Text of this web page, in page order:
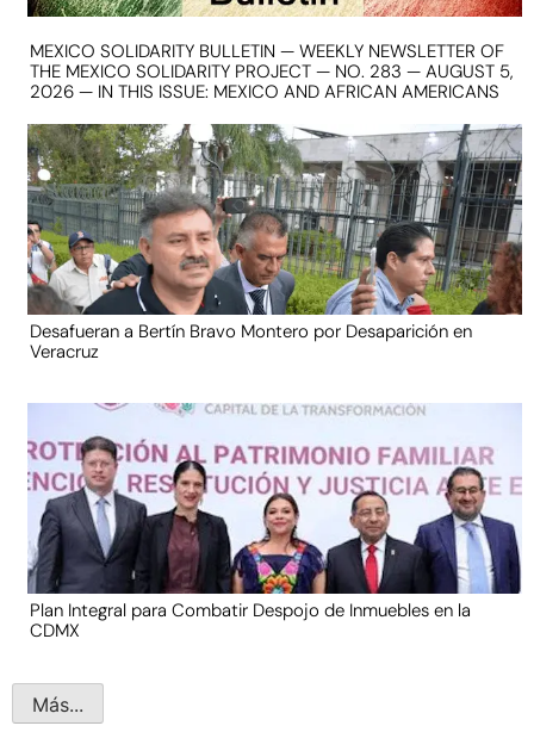
MEXICO SOLIDARITY BULLETIN — WEEKLY NEWSLETTER OF
THE MEXICO SOLIDARITY PROJECT — NO. 283 — AUGUST 5,
2026 — IN THIS ISSUE: MEXICO AND AFRICAN AMERICANS
Desafueran a Bertín Bravo Montero por Desaparición en
Veracruz
Plan Integral para Combatir Despojo de Inmuebles en la
CDMX
Más...